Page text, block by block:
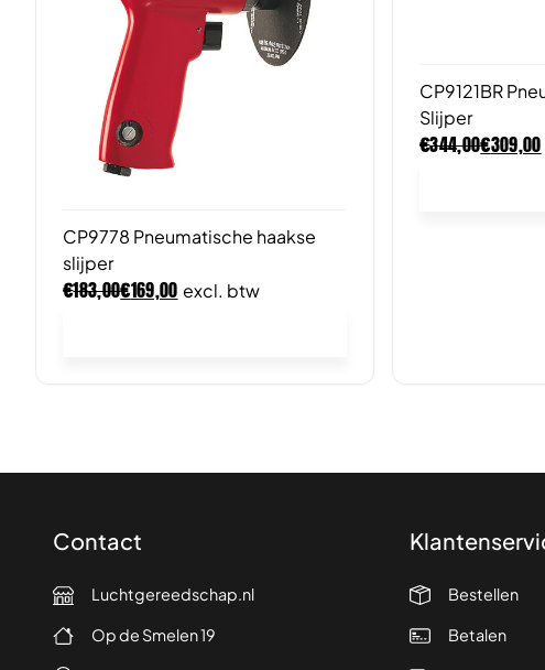
CP9778 Pneumatische haakse
slijper
€183,00€169,00 excl. btw
CP9121BR
Slijper
€344,00€309,00
Contact
Luchtgereedschap.nl
Op de Smelen 19
Bestellen
Betalen